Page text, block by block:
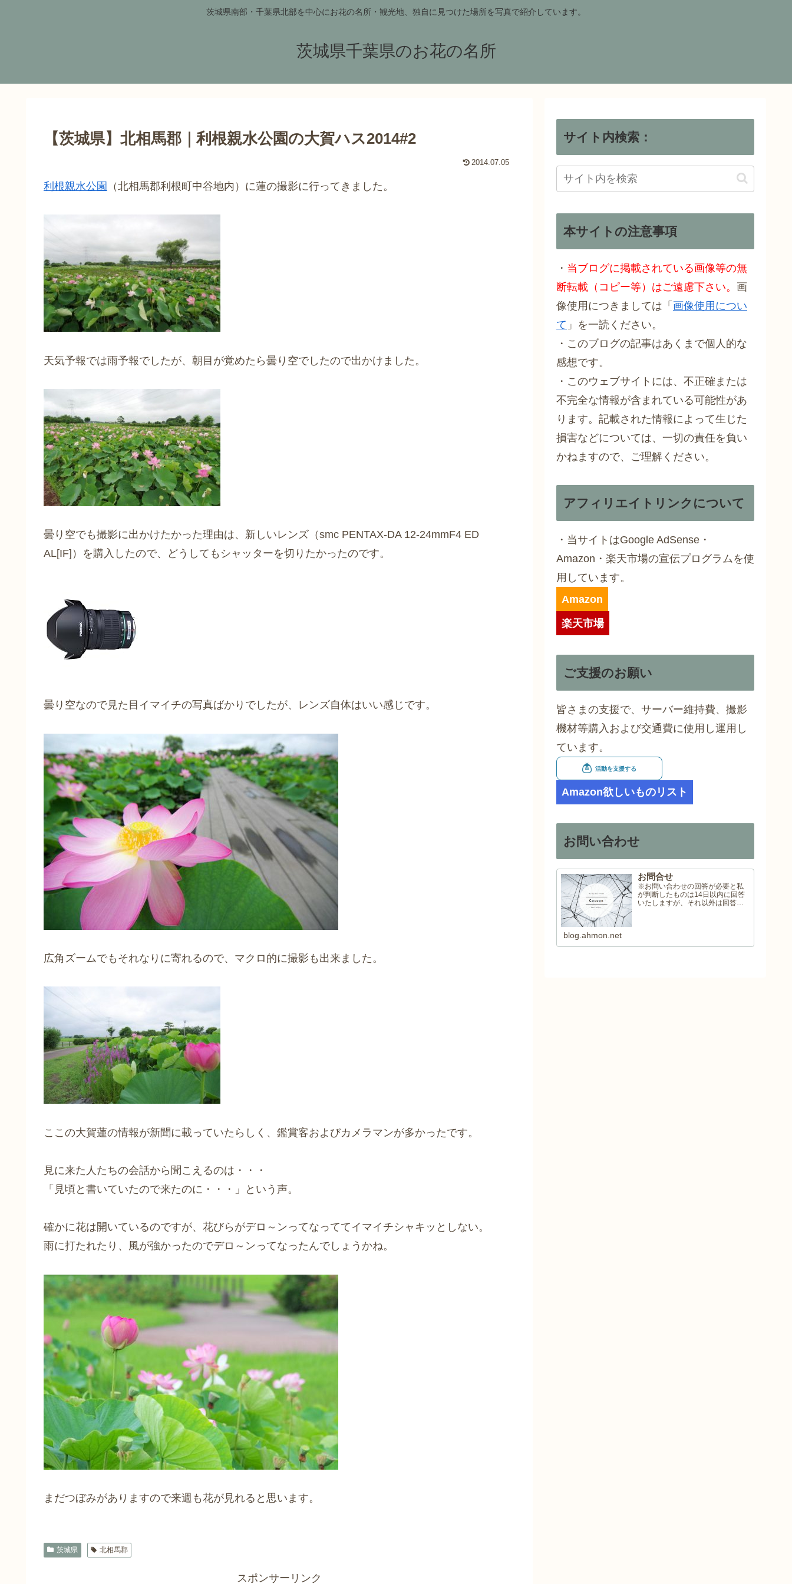
茨城県南部・千葉県北部を中心にお花の名所・観光地、独自に見つけた場所を写真で紹介しています。
茨城県千葉県のお花の名所
【茨城県】北相馬郡｜利根親水公園の大賀ハス2014#2
2014.07.05
利根親水公園 （北相馬郡利根町中谷地内）に蓮の撮影に行ってきました。
天気予報では雨予報でしたが、朝目が覚めたら曇り空でしたので出かけました。
曇り空でも撮影に出かけたかった理由は、新しいレンズ（smc PENTAX-DA 12-24mmF4 ED
AL[IF]）を購入したので、どうしてもシャッターを切りたかったのです。
曇り空なので見た目イマイチの写真ばかりでしたが、レンズ自体はいい感じです。
広角ズームでもそれなりに寄れるので、マクロ的に撮影も出来ました。
ここの大賀蓮の情報が新聞に載っていたらしく、鑑賞客およびカメラマンが多かったです。
見に来た人たちの会話から聞こえるのは・・・
「見頃と書いていたので来たのに・・・」という声。
確かに花は開いているのですが、花びらがデロ～ンってなっててイマイチシャキッとしない。
雨に打たれたり、風が強かったのでデロ～ンってなったんでしょうかね。
まだつぼみがありますので来週も花が見れると思います。
茨城県 北相馬郡
スポンサーリンク
サイト内検索：
本サイトの注意事項
・ 当ブログに掲載されている画像等の無
断転載（コピー等）はご遠慮下さい。 画
像使用につきましては「 画像使用につい
て 」を一読ください。
・このブログの記事はあくまで個人的な
感想です。
・このウェブサイトには、不正確または
不完全な情報が含まれている可能性があ
ります。記載された情報によって生じた
損害などについては、一切の責任を負い
かねますので、ご理解ください。
アフィリエイトリンクについて
・当サイトはGoogle AdSense・
Amazon・楽天市場の宣伝プログラムを使
用しています。
Amazon
楽天市場
ご支援のお願い
皆さまの支援で、サーバー維持費、撮影
機材等購入および交通費に使用し運用し
ています。
Amazon欲しいものリスト
お問い合わせ
お問合せ
※お問い合わせの回答が必要と私
が判断したものは14日以内に回答
いたしますが、それ以外は回答い
blog.ahmon.net